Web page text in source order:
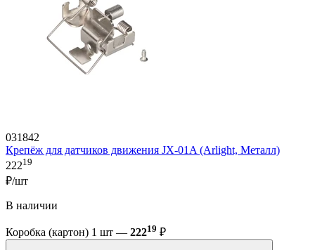
031842
Крепёж для датчиков движения JX-01A (Arlight, Металл)
22219
₽/шт
В наличии
Коробка (картон) 1 шт — 22219 ₽